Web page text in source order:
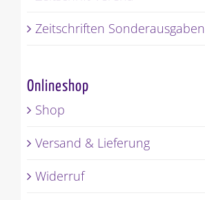
Zeitschriften Sonderausgaben
Onlineshop
Shop
Versand & Lieferung
Widerruf